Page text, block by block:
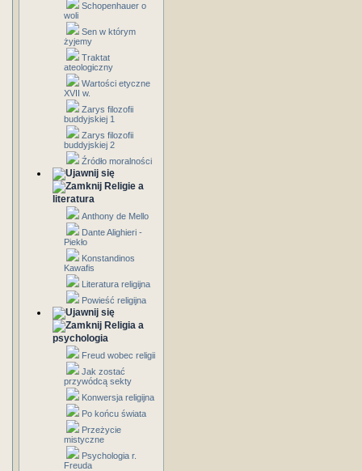
Schopenhauer o
woli
Sen w którym
żyjemy
Traktat
ateologiczny
Wartości etyczne
XVII w.
Zarys filozofii
buddyjskiej 1
Zarys filozofii
buddyjskiej 2
Źródło moralności
Religie a
literatura
Anthony de Mello
Dante Alighieri -
Piekło
Konstandinos
Kawafis
Literatura religijna
Powieść religijna
Religia a
psychologia
Freud wobec religii
Jak zostać
przywódcą sekty
Konwersja religijna
Po końcu świata
Przeżycie
mistyczne
Psychologia r.
Freuda